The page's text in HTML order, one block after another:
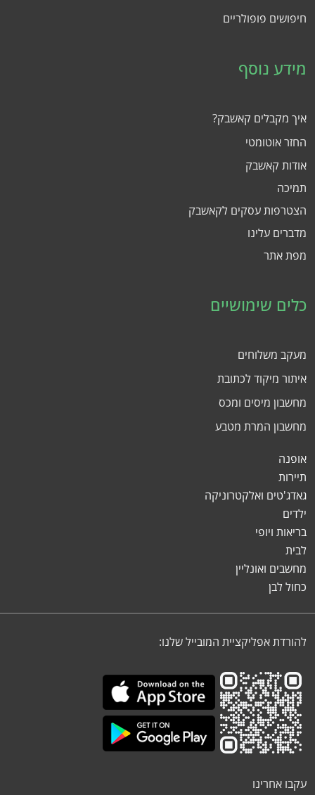
חיפושים פופולריים
מידע נוסף
איך מקבלים קאשבק?
החזר אוטומטי
אודות קאשבק
תמיכה
הצטרפות עסקים לקאשבק
מדברים עלינו
מפת אתר
כלים שימושיים
מעקב משלוחים
איתור מיקוד לכתובת
מחשבון מיסים ומכס
מחשבון המרת מטבע
אופנה
תיירות
גאדג'טים ואלקטרוניקה
ילדים
בריאות ויופי
לבית
מחשבים ואונליין
כחול לבן
להורדת אפליקציית המובייל שלנו:
עקבו אחרינו